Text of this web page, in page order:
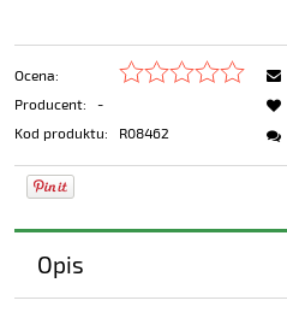
Ocena:
Producent:
-
Kod produktu:
R08462
Opis